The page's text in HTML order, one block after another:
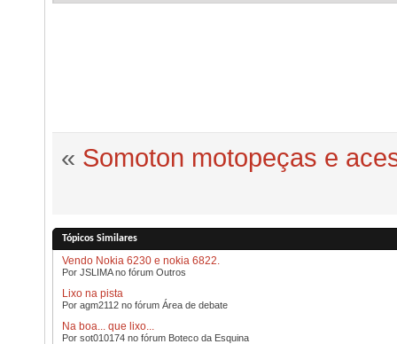
« Somoton motopeças e
Tópicos Similares
Vendo Nokia 6230 e nokia 6822.
Por JSLIMA no fórum Outros
Lixo na pista
Por agm2112 no fórum Área de debate
Na boa... que lixo...
Por sot010174 no fórum Boteco da Esquina